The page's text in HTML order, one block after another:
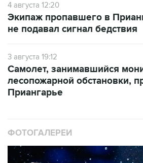
4 августа 12:20
Экипаж пропавшего в
не подавал сигнал бедствия
3 августа 19:12
Самолет, занимавшийся
лесопожарной обстановки,
Приангарье
ФОТОГАЛЕРЕИ